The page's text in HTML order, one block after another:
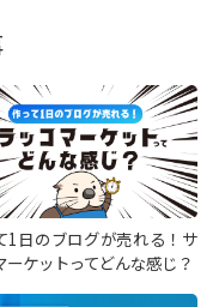
1日のブログが売れる！サ
ーケットってどんな感じ？